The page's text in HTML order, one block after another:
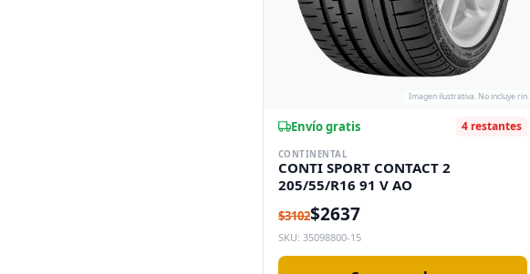
Imagen ilustrativa. No incluye rin.
Envío gratis 4 restantes
CONTINENTAL
CONTI SPORT CONTACT 2
205/55/R16 91 V AO
$3102$2637
SKU: 35098800-15